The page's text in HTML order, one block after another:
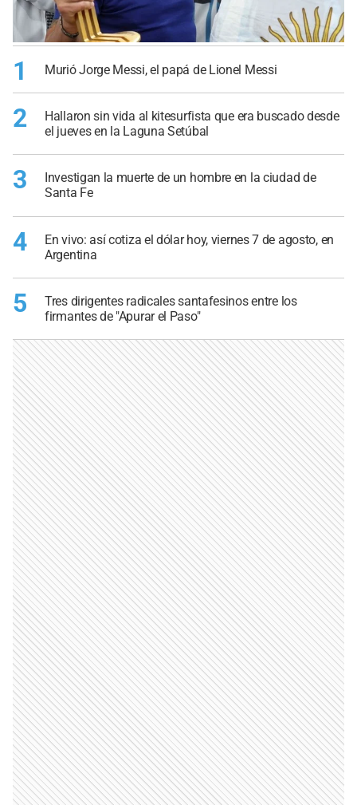
1 Murió Jorge Messi, el papá de Lionel Messi
2
Hallaron sin vida al kitesurfista que era buscado desde
el jueves en la Laguna Setúbal
3
Investigan la muerte de un hombre en la ciudad de
Santa Fe
4
En vivo: así cotiza el dólar hoy, viernes 7 de agosto, en
Argentina
5
Tres dirigentes radicales santafesinos entre los
firmantes de "Apurar el Paso"